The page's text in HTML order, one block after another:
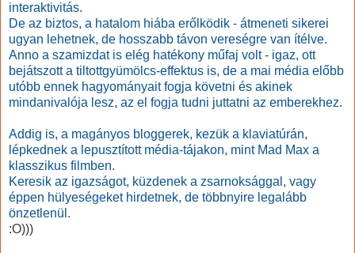
interaktivitás.
De az biztos, a hatalom hiába erőlködik - átmeneti sikerei
ugyan lehetnek, de hosszabb távon vereségre van ítélve.
Anno a szamizdat is elég hatékony műfaj volt - igaz, ott
bejátszott a tiltottgyümölcs-effektus is, de a mai média előbb
utóbb ennek hagyományait fogja követni és akinek
mindanivalója lesz, az el fogja tudni juttatni az emberekhez.
Addig is, a magányos bloggerek, kezük a klaviatúrán,
lépkednek a lepusztított média-tájakon, mint Mad Max a
klasszikus filmben.
Keresik az igazságot, küzdenek a zsarnoksággal, vagy
éppen hülyeségeket hirdetnek, de többnyire legalább
önzetlenül.
:O)))